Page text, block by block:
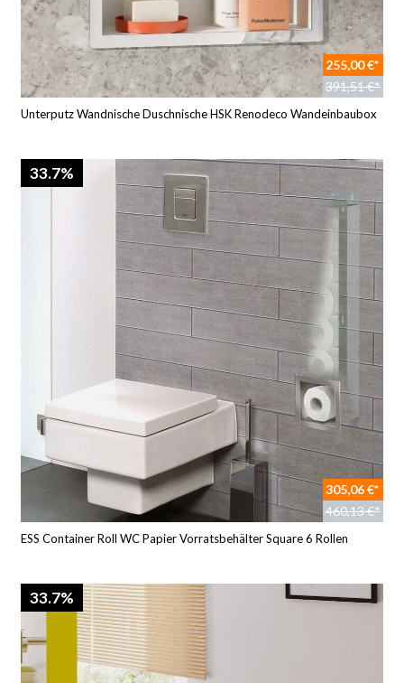
255,00 €*
391,51 €*
Unterputz Wandnische Duschnische HSK Renodeco Wandeinbaubox
33.7%
305,06 €*
460,13 €*
ESS Container Roll WC Papier Vorratsbehälter Square 6 Rollen
33.7%